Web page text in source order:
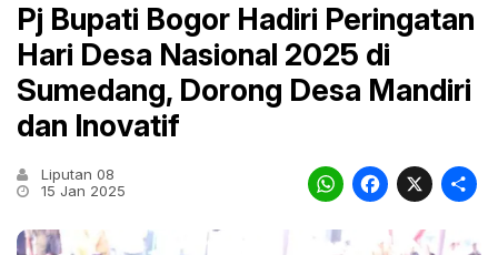
Pj Bupati Bogor Hadiri Peringatan
Hari Desa Nasional 2025 di
Sumedang, Dorong Desa Mandiri
dan Inovatif
Liputan 08
15 Jan 2025
X